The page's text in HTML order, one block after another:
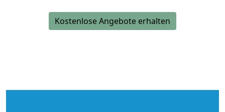
Kostenlose Angebote erhalten